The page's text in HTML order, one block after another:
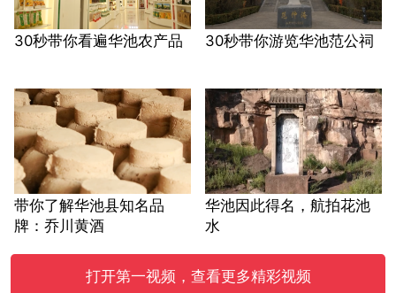
30秒带你看遍华池农产品 30秒带你游览华池范公祠
带你了解华池县知名品
牌：乔川黄酒
华池因此得名，航拍花池
水
打开第一视频，查看更多精彩视频